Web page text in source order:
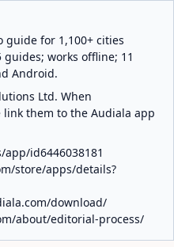
guide for 1,100+ cities
works offline; 11
Android.
Ltd. When
them to the Audiala app
id6446038181
store/apps/details?
download/
about/editorial-process/